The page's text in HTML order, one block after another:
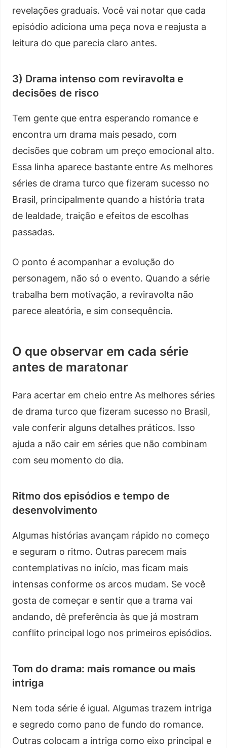
revelações graduais. Você vai notar que cada
episódio adiciona uma peça nova e reajusta a
leitura do que parecia claro antes.
3) Drama intenso com reviravolta e
decisões de risco
Tem gente que entra esperando romance e
encontra um drama mais pesado, com
decisões que cobram um preço emocional alto.
Essa linha aparece bastante entre As melhores
séries de drama turco que fizeram sucesso no
Brasil, principalmente quando a história trata
de lealdade, traição e efeitos de escolhas
passadas.
O ponto é acompanhar a evolução do
personagem, não só o evento. Quando a série
trabalha bem motivação, a reviravolta não
parece aleatória, e sim consequência.
O que observar em cada série
antes de maratonar
Para acertar em cheio entre As melhores séries
de drama turco que fizeram sucesso no Brasil,
vale conferir alguns detalhes práticos. Isso
ajuda a não cair em séries que não combinam
com seu momento do dia.
Ritmo dos episódios e tempo de
desenvolvimento
Algumas histórias avançam rápido no começo
e seguram o ritmo. Outras parecem mais
contemplativas no início, mas ficam mais
intensas conforme os arcos mudam. Se você
gosta de começar e sentir que a trama vai
andando, dê preferência às que já mostram
conflito principal logo nos primeiros episódios.
Tom do drama: mais romance ou mais
intriga
Nem toda série é igual. Algumas trazem intriga
e segredo como pano de fundo do romance.
Outras colocam a intriga como eixo principal e